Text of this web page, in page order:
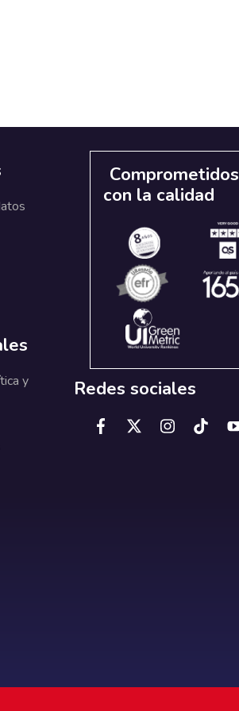
y
Comprometidos
con la calidad
Redes sociales